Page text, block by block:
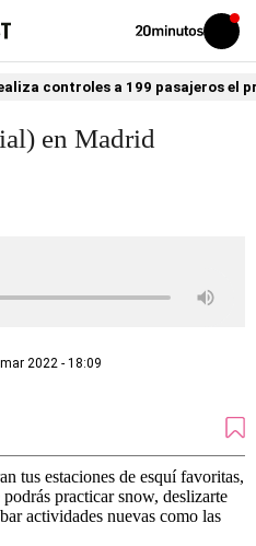
Volver
Iniciar
sesión
controles a 199 pasajeros el
en Madrid
2022 - 18:09
tus estaciones de esquí favoritas,
practicar snow, deslizarte
actividades nuevas como las